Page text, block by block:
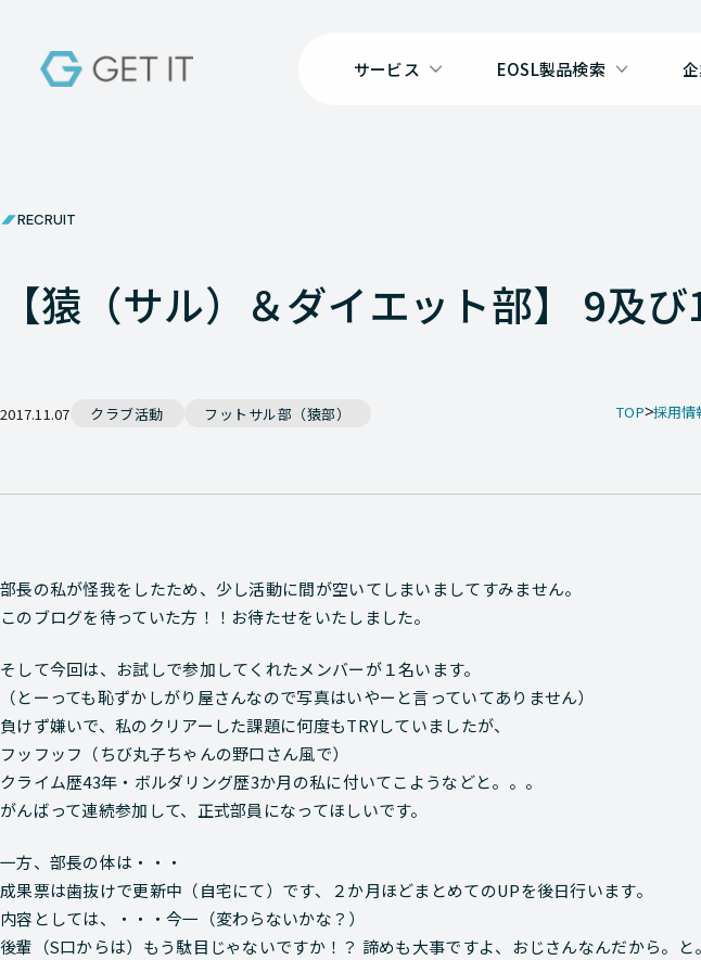
サービス EOSL製品検索
RECRUIT
【猿（サル）＆ダイエット部】 9及
2017.11.07 クラブ活動 フットサル部（猿部） TOP 採用情
部長の私が怪我をしたため、少し活動に間が空いてしまいましてすみません。
このブログを待っていた方！！お待たせをいたしました。
そして今回は、お試しで参加してくれたメンバーが１名います。
（とーっても恥ずかしがり屋さんなので写真はいやーと言っていてありません）
負けず嫌いで、私のクリアーした課題に何度もTRYしていましたが、
フッフッフ（ちび丸子ちゃんの野口さん風で）
クライム歴43年・ボルダリング歴3か月の私に付いてこようなどと。。。
がんばって連続参加して、正式部員になってほしいです。
一方、部長の体は・・・
成果票は歯抜けで更新中（自宅にて）です、２か月ほどまとめてのUPを後日行います。
内容としては、・・・今一（変わらないかな？）
後輩（S口からは）もう駄目じゃないですか！？ 諦めも大事ですよ、おじさんなんだから。と。